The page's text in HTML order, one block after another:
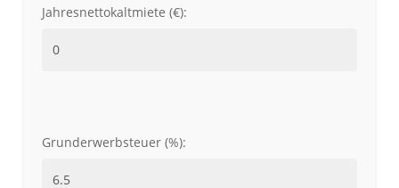
Jahresnettokaltmiete (€):
Grunderwerbsteuer (%):